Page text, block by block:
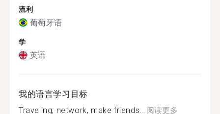
流利
葡萄牙语
学
英语
我的语言学习目标
Traveling, network, make friends...阅读更多